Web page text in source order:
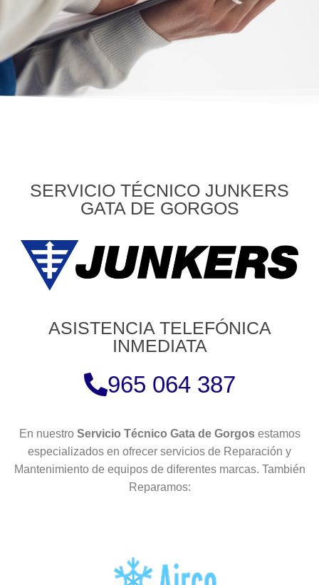
SERVICIO TÉCNICO JUNKERS
GATA DE GORGOS
ASISTENCIA TELEFÓNICA
INMEDIATA
965 064 387
En nuestro Servicio Técnico Gata de Gorgos estamos
especializados en ofrecer servicios de Reparación y
Mantenimiento de equipos de diferentes marcas. También
Reparamos: